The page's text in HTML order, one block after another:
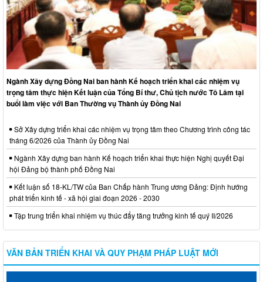
Ngành Xây dựng Đồng Nai ban hành Kế hoạch triển khai các nhiệm vụ
trọng tâm thực hiện Kết luận của Tổng Bí thư, Chủ tịch nước Tô Lâm tại
buổi làm việc với Ban Thường vụ Thành ủy Đồng Nai
Sở Xây dựng triển khai các nhiệm vụ trọng tâm theo Chương trình công tác
tháng 6/2026 của Thành ủy Đồng Nai
Ngành Xây dựng ban hành Kế hoạch triển khai thực hiện Nghị quyết Đại
hội Đảng bộ thành phố Đồng Nai
Kết luận số 18-KL/TW của Ban Chấp hành Trung ương Đảng: Định hướng
phát triển kinh tế - xã hội giai đoạn 2026 - 2030
Tập trung triển khai nhiệm vụ thúc đẩy tăng trưởng kinh tế quý II/2026
VĂN BẢN TRIỂN KHAI VÀ QUY PHẠM PHÁP LUẬT MỚI